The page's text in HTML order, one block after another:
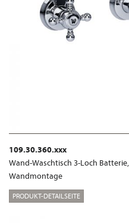
109.30.360.xxx
Wand-Waschtisch 3-Loch
Wandmontage
PRODUKT-DETAILSEITE